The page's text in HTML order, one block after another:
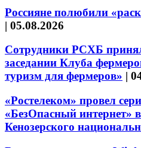
Россияне полюбили
| 05.08.2026
Сотрудники РСХБ
заседании Клуба
туризм для фермеров» |
«Ростелеком» провел
«БезОпасный интернет»
Кенозерского